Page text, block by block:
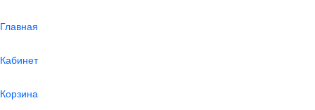
Главная
Кабинет
Корзина